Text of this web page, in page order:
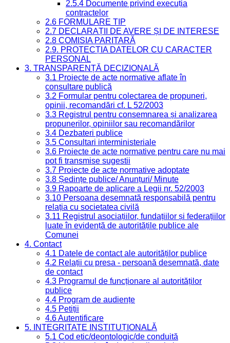
2.5.4 Documente privind execuția
contractelor
2.6 FORMULARE TIP
2.7 DECLARAȚII DE AVERE ȘI DE INTERESE
2.8 COMISIA PARITARĂ
2.9. PROTECȚIA DATELOR CU CARACTER
PERSONAL
3. TRANSPARENȚĂ DECIZIONALĂ
3.1 Proiecte de acte normative aflate în
consultare publică
3.2 Formular pentru colectarea de propuneri,
opinii, recomandări cf. L 52/2003
3.3 Registrul pentru consemnarea și analizarea
propunerilor, opiniilor sau recomandărilor
3.4 Dezbateri publice
3.5 Consultari interministeriale
3.6 Proiecte de acte normative pentru care nu mai
pot fi transmise sugestii
3.7 Proiecte de acte normative adoptate
3.8 Ședințe publice/ Anunțuri/ Minute
3.9 Rapoarte de aplicare a Legii nr. 52/2003
3.10 Persoana desemnată responsabilă pentru
relația cu societatea civilă
3.11 Registrul asociațiilor, fundațiilor și federațiilor
luate în evidență de autoritățile publice ale
Comunei
4. Contact
4.1 Datele de contact ale autorităților publice
4.2 Relații cu presa - persoană desemnată, date
de contact
4.3 Programul de funcționare al autorităților
publice
4.4 Program de audiențe
4.5 Petiții
4.6 Autentificare
5. INTEGRITATE INSTITUȚIONALĂ
5.1 Cod etic/deontologic/de conduită